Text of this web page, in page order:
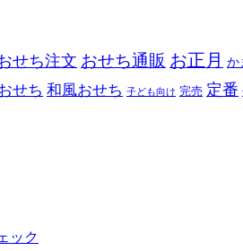
せち注文 おせち通販 お正月 か
せち 和風おせち 子ども向け 完売 定番
ック